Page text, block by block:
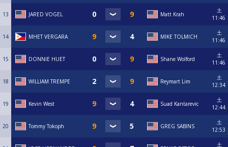
13 JARED VOGEL Matt Krah
土
11:46
14 MHET VERGARA MIKE TOLMICH
土
11:46
15 DONNIE HUET Shane Wolford
土
11:46
18 WILLIAM TREMPE Reymart Lim
土
12:34
19 Kevin West Suad Kantarevic
土
12:44
20 Tommy Tokoph GREG SABINS
土
12:53
土